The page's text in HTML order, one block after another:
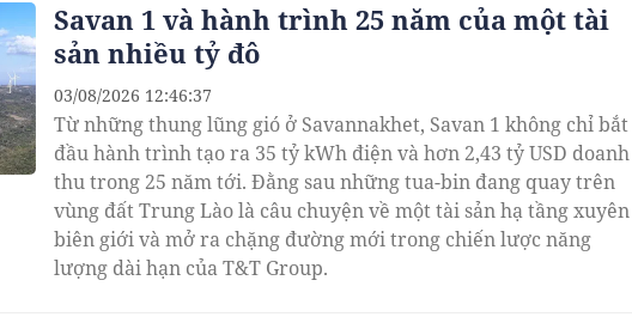
Savan 1 và hành trình 25 năm của một tài
sản nhiều tỷ đô
Từ những thung lũng gió ở Savannakhet, Savan 1 không chỉ bắt
đầu hành trình tạo ra 35 tỷ kWh điện và hơn 2,43 tỷ USD doanh
thu trong 25 năm tới. Đằng sau những tua-bin đang quay trên
vùng đất Trung Lào là câu chuyện về một tài sản hạ tầng xuyên
biên giới và mở ra chặng đường mới trong chiến lược năng
lượng dài hạn của T&T Group.
03/08/2026 12:46:37